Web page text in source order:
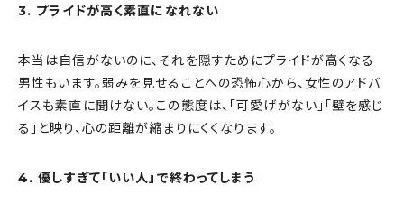
3. プライドが高く素直になれない
本当は自信がないのに、それを隠すためにプライドが高くなる
男性もいます。弱みを見せることへの恐怖心から、女性のアドバ
イスも素直に聞けない。この態度は、「可愛げがない」「壁を感じ
る」と映り、心の距離が縮まりにくくなります。
4. 優しすぎて「いい人」で終わってしまう